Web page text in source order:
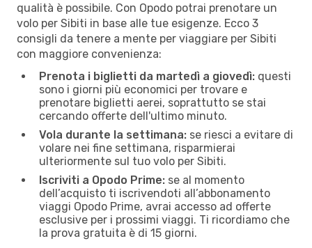
qualità è possibile. Con Opodo potrai prenotare un
volo per Sibiti in base alle tue esigenze. Ecco 3
consigli da tenere a mente per viaggiare per Sibiti
con maggiore convenienza:
Prenota i biglietti da martedì a giovedì: questi
sono i giorni più economici per trovare e
prenotare biglietti aerei, soprattutto se stai
cercando offerte dell'ultimo minuto.
Vola durante la settimana: se riesci a evitare di
volare nei fine settimana, risparmierai
ulteriormente sul tuo volo per Sibiti.
Iscriviti a Opodo Prime: se al momento
dell’acquisto ti iscrivendoti all’abbonamento
viaggi Opodo Prime, avrai accesso ad offerte
esclusive per i prossimi viaggi. Ti ricordiamo che
la prova gratuita è di 15 giorni.